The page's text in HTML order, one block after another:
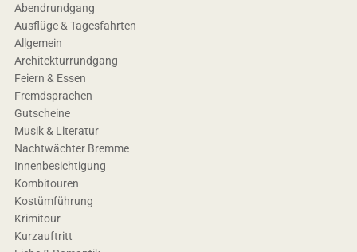
Abendrundgang
Ausflüge & Tagesfahrten
Allgemein
Architekturrundgang
Feiern & Essen
Fremdsprachen
Gutscheine
Musik & Literatur
Nachtwächter Bremme
Innenbesichtigung
Kombitouren
Kostümführung
Krimitour
Kurzauftritt